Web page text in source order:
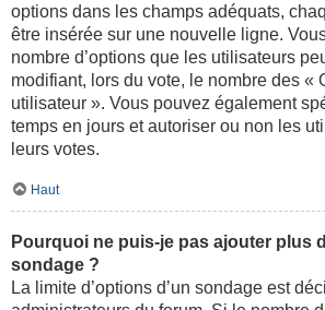
options dans les champs adéquats,
être insérée sur une nouvelle ligne.
nombre d’options que les utilisateurs
modifiant, lors du vote, le nombre des «
utilisateur ». Vous pouvez également
temps en jours et autoriser ou non les
leurs votes.
Haut
Pourquoi ne puis-je pas ajouter plus
sondage ?
La limite d’options d’un sondage est